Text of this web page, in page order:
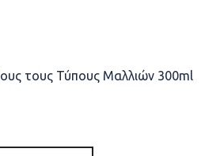
τους Τύπους Μαλλιών 300ml